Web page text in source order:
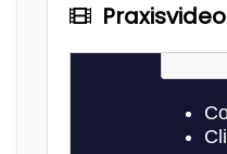
Praxisvideo